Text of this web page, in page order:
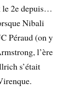
le 2e depuis…
Nibali
Péraud (on y
l’ère
s’était